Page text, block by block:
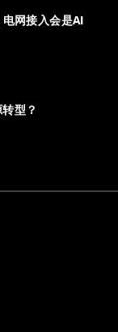
网接入会是AI
型？